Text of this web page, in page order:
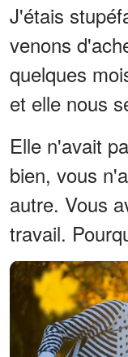
J'étais
venons
quelques
et elle nous
Elle n'avait
bien, vous
autre. Vous
travail.